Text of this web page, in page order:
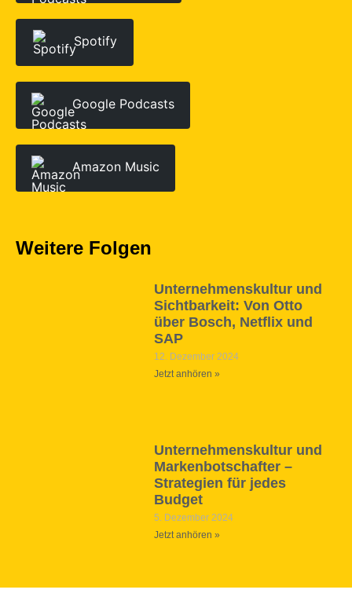
Spotify
Google Podcasts
Amazon Music
Weitere Folgen
Unternehmenskultur und
Sichtbarkeit: Von Otto
über Bosch, Netflix und
SAP
12. Dezember 2024
Jetzt anhören »
Unternehmenskultur und
Markenbotschafter –
Strategien für jedes
Budget
5. Dezember 2024
Jetzt anhören »